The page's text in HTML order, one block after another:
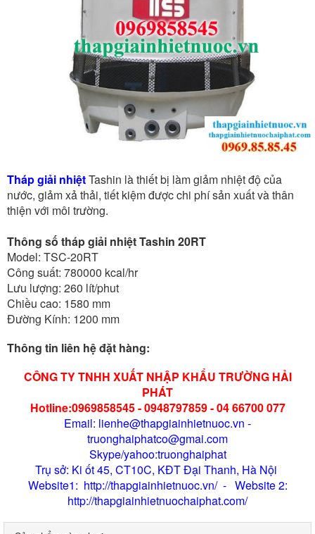
Tháp giải nhiệtTashin là thiết bị làm giảm nhiệt độ của
nước, giảm xả thải, tiết kiệm được chi phí sản xuất và thân
thiện với môi trường.
Thông số tháp giải nhiệt Tashin 20RT
Model: TSC-20RT
Công suất: 780000 kcal/hr
Lưu lượng: 260 lít/phut
Chiều cao: 1580 mm
Đường Kính: 1200 mm
Thông tin liên hệ đặt hàng:
CÔNG TY TNHH XUẤT NHẬP KHẨU TRƯỜNG HẢI
PHÁT
Hotline:0969858545 - 0948797859 - 04 66700 077
Email: lienhe@thapgiainhietnuoc.vn -
truonghaiphatco@gmai.com
Skype/yahoo:truonghaiphat
Trụ sở: Ki ốt 45, CT10C, KĐT Đại Thanh, Hà Nội
Website1: http://thapgiainhietnuoc.vn/ - Website 2:
http://thapgiainhietnuochaiphat.com/